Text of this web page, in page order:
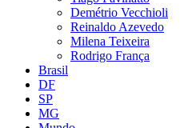
Demétrio Vecchioli
Reinaldo Azevedo
Milena Teixeira
Rodrigo França
Brasil
DF
SP
MG